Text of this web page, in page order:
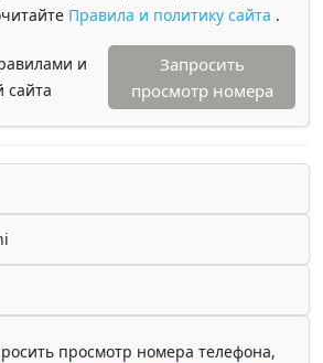
Правила и политику сайта .
и
сайта
Запросить
просмотр номера
просмотр номера телефона,